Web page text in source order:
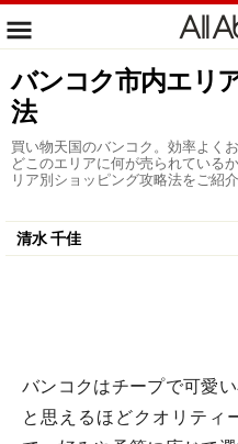
バンコク市内エリ
法
買い物天国のバンコク。効率よく
どこのエリアに何が売られている
リア別ショッピング攻略法をご紹介
清水 千佳
バンコクはチープで可愛
と思えるほどクオリティ